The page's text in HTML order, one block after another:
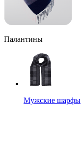
Палантины
Мужские шарфы